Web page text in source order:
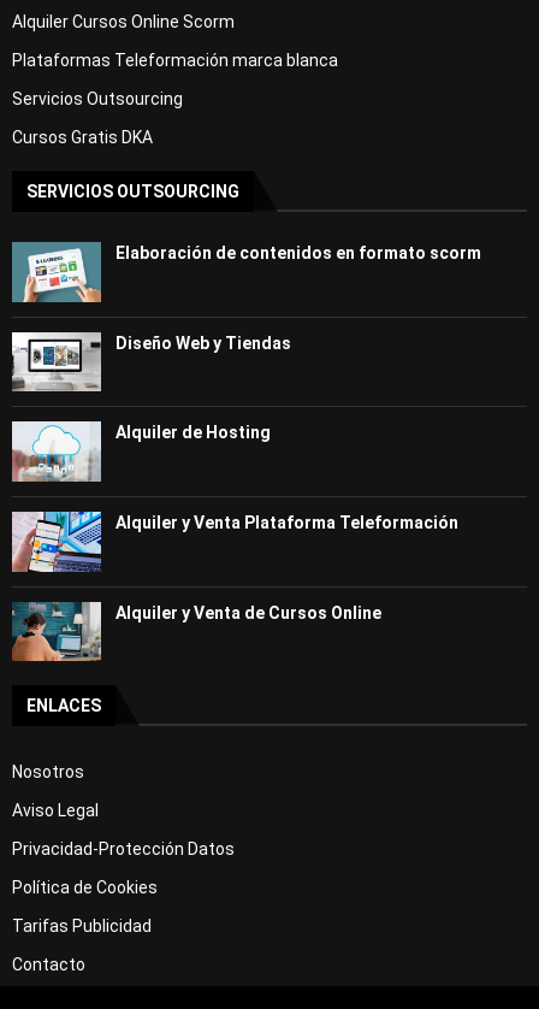
Alquiler Cursos Online Scorm
Plataformas Teleformación marca blanca
Servicios Outsourcing
Cursos Gratis DKA
SERVICIOS OUTSOURCING
Elaboración de contenidos en formato scorm
Diseño Web y Tiendas
Alquiler de Hosting
Alquiler y Venta Plataforma Teleformación
Alquiler y Venta de Cursos Online
ENLACES
Nosotros
Aviso Legal
Privacidad-Protección Datos
Política de Cookies
Tarifas Publicidad
Contacto